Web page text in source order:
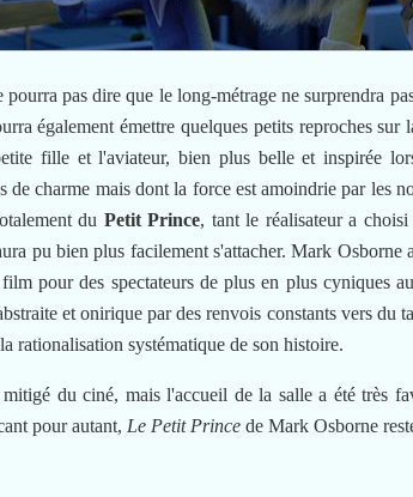
pas dire que le long-métrage ne surprendra
également émettre quelques petits reproches sur
fille et l'aviateur, bien plus belle et inspirée
de charme mais dont la force est amoindrie par les
du Petit Prince, tant le réalisateur a
pu bien plus facilement s'attacher. Mark Osborne
pour des spectateurs de plus en plus cyniques
et onirique par des renvois constants vers du
rationalisation systématique de son histoire.
du ciné, mais l'accueil de la salle a été très
pour autant, Le Petit Prince de Mark Osborne